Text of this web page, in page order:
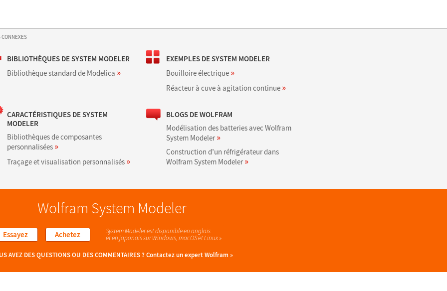
CONNEXES
BIBLIOTHÈQUES DE SYSTEM MODELER
Bibliothèque standard de Modelica »
EXEMPLES DE SYSTEM MODELER
Bouilloire électrique »
Réacteur à cuve à agitation continue »
CARACTÉRISTIQUES DE SYSTEM
MODELER
Bibliothèques de composantes
personnalisées »
Traçage et visualisation personnalisés »
BLOGS DE WOLFRAM
Modélisation des batteries avec Wolfram
System Modeler »
Construction d’un réfrigérateur dans
Wolfram System Modeler »
Wolfram System Modeler
Essayez Achetez
System Modeler est disponible en anglais
et en japonaissur Windows, macOS et Linux »
AVEZ DES QUESTIONS OU DES COMMENTAIRES ? Contactez un expert Wolfram »